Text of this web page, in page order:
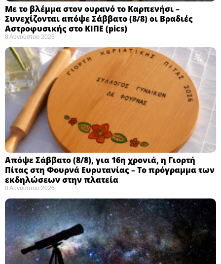
Με το βλέμμα στον ουρανό το Καρπενήσι –
Συνεχίζονται απόψε Σάββατο (8/8) οι Βραδιές
Αστροφυσικής στο ΚΙΠΕ (pics)
8 Αυγούστου 2026
Απόψε Σάββατο (8/8), για 16η χρονιά, η Γιορτή
Πίτας στη Φουρνά Ευρυτανίας – Το πρόγραμμα των
εκδηλώσεων στην πλατεία
8 Αυγούστου 2026